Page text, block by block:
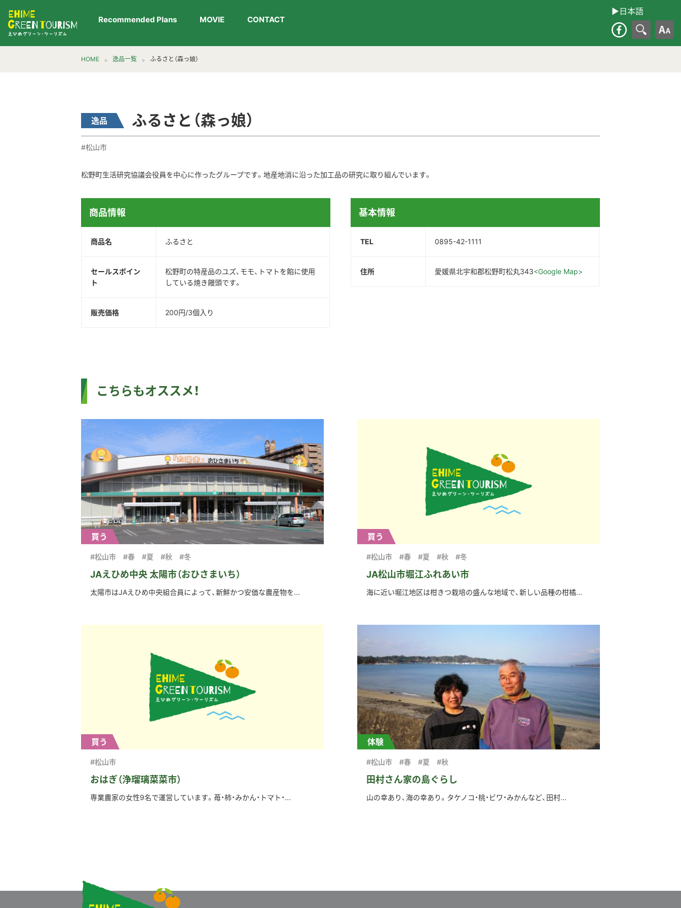
Recommended Plans MOVIE CONTACT
▶︎日本語
HOME 逸品一覧 ふるさと（森っ娘）
逸品 ふるさと（森っ娘）
#松山市
松野町生活研究協議会役員を中心に作ったグループです。地産地消に沿った加工品の研究に取り組んでいます。
商品情報
商品名 ふるさと
セールスポイン
ト
松野町の特産品のユズ、モモ、トマトを餡に使用
している焼き饅頭です。
販売価格 200円/3個入り
基本情報
TEL 0895-42-1111
住所 愛媛県北宇和郡松野町松丸343<Google Map>
こちらもオススメ！
買う
JAえひめ中央 太陽市（おひさまいち）
#松山市 #春 #夏 #秋 #冬
太陽市はJAえひめ中央組合員によって、新鮮かつ安価な農産物を...
買う
JA松山市堀江ふれあい市
#松山市 #春 #夏 #秋 #冬
海に近い堀江地区は柑きつ栽培の盛んな地域で、新しい品種の柑橘...
買う
おはぎ（浄瑠璃菜菜市）
#松山市
専業農家の女性9名で運営しています。苺・柿・みかん・トマト・...
体験
田村さん家の島ぐらし
#松山市 #春 #夏 #秋
山の幸あり、海の幸あり。タケノコ・桃・ビワ・みかんなど、田村...